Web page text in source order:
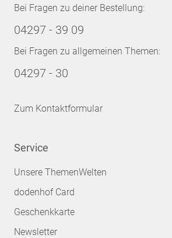
Bei Fragen zu deiner Bestellung:
04297 - 39 09
Bei Fragen zu allgemeinen Themen:
04297 - 30
Zum Kontaktformular
Service
Unsere ThemenWelten
dodenhof Card
Geschenkkarte
Newsletter